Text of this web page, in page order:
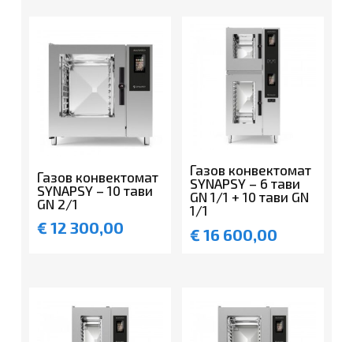
Газов конвектомат
SYNAPSY – 10 тави
GN 2/1
€ 12 300,00
Газов конвектомат
SYNAPSY – 6 тави
GN 1/1 + 10 тави GN
1/1
€ 16 600,00